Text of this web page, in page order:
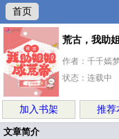
首页
荒古，我助
作者：千千嫣梦
状态：连载中
加入书架 推荐
文章简介